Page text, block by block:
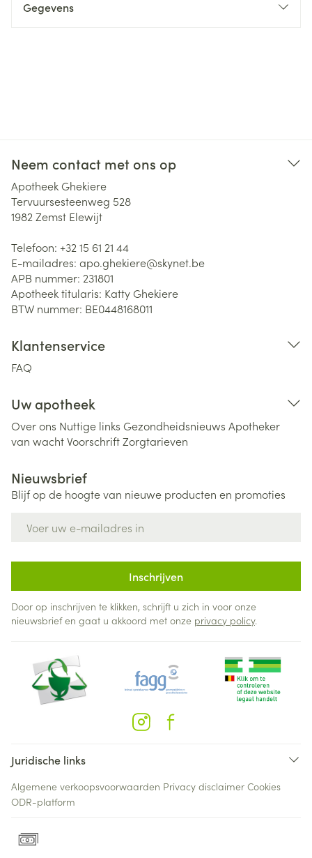
Gegevens
Neem contact met ons op
Apotheek Ghekiere
Tervuursesteenweg 528
1982 Zemst Elewijt
Telefoon: +32 15 61 21 44
E-mailadres: apo.ghekiere@skynet.be
APB nummer: 231801
Apotheek titularis: Katty Ghekiere
BTW nummer: BE0448168011
Klantenservice
FAQ
Uw apotheek
Over ons Nuttige links Gezondheidsnieuws Apotheker
van wachtVoorschriftZorgtarieven
Nieuwsbrief
Blijf op de hoogte van nieuwe producten en promoties
Inschrijven
Door op inschrijven te klikken, schrijft u zich in voor onze
nieuwsbrief en gaat u akkoord met onze privacy policy.
Juridische links
Algemene verkoopsvoorwaarden Privacy disclaimer Cookies
ODR-platform